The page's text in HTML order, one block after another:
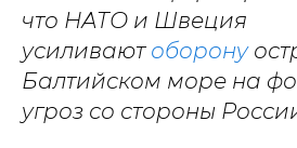
что НАТО и Швеция
усиливают оборону
Балтийском море на
угроз со стороны